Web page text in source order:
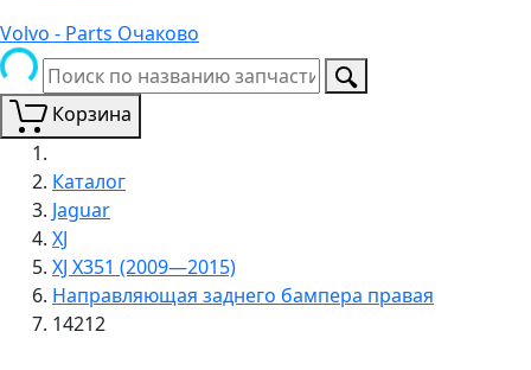
Volvo - Parts Очаково
Корзина
Каталог
Jaguar
XJ
XJ X351 (2009—2015)
Направляющая заднего бампера правая
14212